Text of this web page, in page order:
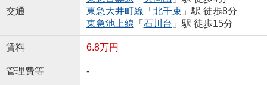
交通
東急大井町線 「 北千束 」駅 徒歩8分
東急池上線 「 石川台 」駅 徒歩15分
賃料 6.8万円
管理費等 -